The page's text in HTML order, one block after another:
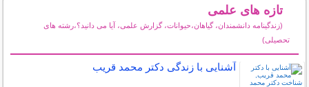
تازه های علمی
(زندگینامه دانشمندان، گیاهان،حیوانات، گزارش علمی، آیا می دانید؟،رشته های
تحصیلی)
آشنایی با زندگی دکتر محمد قریب